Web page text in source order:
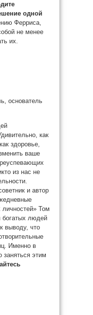
одной
Ферриса,
не менее
их.
основатель
как
здоровье,
ваше
из нас не
и автор
Том
богатых людей
выводу, что
Именно в
заняться этим